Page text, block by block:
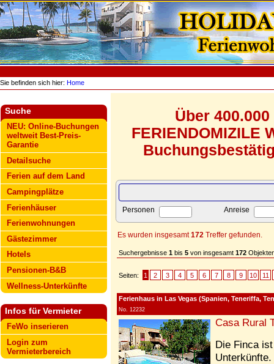
Sie befinden sich hier: Home
Suche
NEU: Online-Buchungen
weltweit Best-Preis-
Garantie
Detailsuche
Ferien auf dem Land
Campingplätze
Ferienhäuser
Ferienwohnungen
Gästezimmer
Hotels
Pensionen-B&B
Wellness-Unterkünfte
Infos für Vermieter
FeWo inserieren
Login zum
Vermieterbereich
Über
FERIENDOMIZILE
Personen Anreise
Es wurden insgesamt172 Treffer gefunden.
Suchergebnisse 1 bis 5 von insgesamt 172
Seiten: 1 2 3 4 5 6 7 8 9 10 11
Ferienhaus in Las Vegas (Spanien, Teneriffa,
No. 12232
Casa Rural
Die Finca
Unterkünfte.